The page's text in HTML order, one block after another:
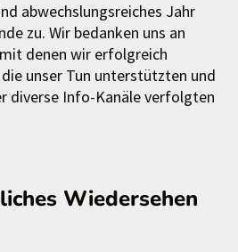
abwechslungsreiches Jahr
zu. Wir bedanken uns an
denen wir erfolgreich
unser Tun unterstützten und
diverse Info-Kanäle verfolgten
Wiedersehen